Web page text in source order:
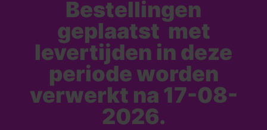
Bestellingen
geplaatst met
levertijden in deze
periode worden
verwerkt na 17-08-
2026.